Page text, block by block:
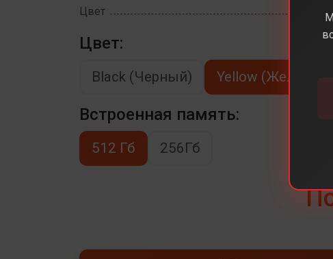
Цвет
Цвет:
Black (Черный) Yellow (Желтый)
Встроенная память:
512 Гб 256Гб